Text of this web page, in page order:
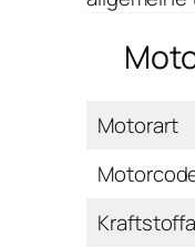
Motorart